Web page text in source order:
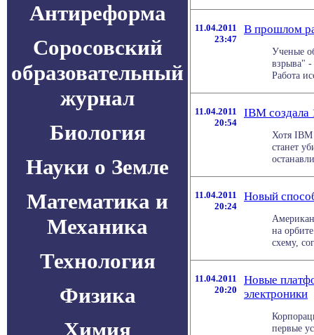
Антиреформа
Соросовский
образовательный
журнал
Биология
Науки о Земле
Математика и
Механика
Технология
Физика
Химия
11.04.2011
23:47
В прошлом
Ученые
взрыва" -
Работа
11.04.2011
20:54
IBM создала
Хотя IBM
станет
11.04.2011
20:24
Новый
на
схему,
11.04.2011
20:20
Новые
электроники
первые